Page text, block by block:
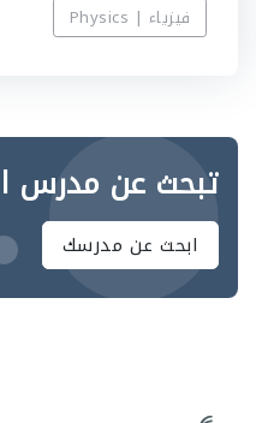
فيزياء | Physics
تبحث عن مدرس
ابحث عن مدرسك